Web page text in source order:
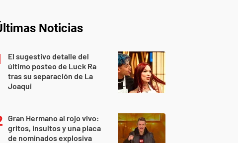
Noticias
El sugestivo detalle del
último posteo de Luck Ra
tras su separación de La
Joaqui
Gran Hermano al rojo vivo:
gritos, insultos y una placa
de nominados explosiva